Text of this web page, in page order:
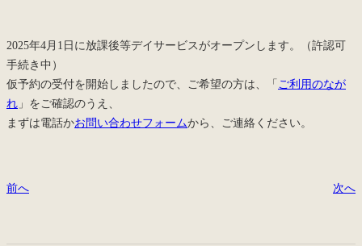
2025年4月1日に放課後等デイサービスがオープンします。（許認可
手続き中）
仮予約の受付を開始しましたので、ご希望の方は、「ご利用のなが
れ 」をご確認のうえ、
まずは電話かお問い合わせフォームから、ご連絡ください。
前へ 次へ